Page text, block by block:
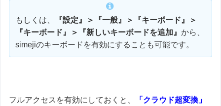
もしくは、
『設定』＞『一般』＞『キーボード』＞
『キーボード』＞『新しいキーボードを追加』から、
simejiのキーボードを有効にすることも可能です。
フルアクセスを有効にしておくと、
「クラウド超変換」